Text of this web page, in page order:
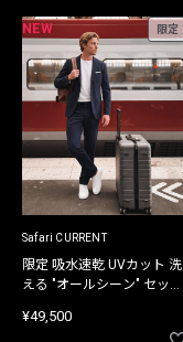
NEW 限定
Safari CURRENT
限定 吸水速乾 UVカット 洗
える "オールシーン" セット
¥49,500